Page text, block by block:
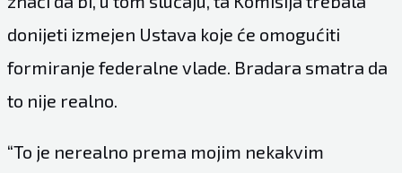
donijeti izmejen Ustava koje će omogućiti
formiranje federalne vlade. Bradara smatra da
to nije realno.
“To je nerealno prema mojim nekakvim